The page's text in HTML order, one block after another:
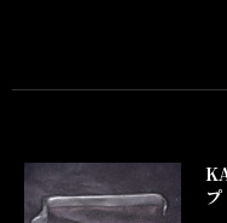
プ